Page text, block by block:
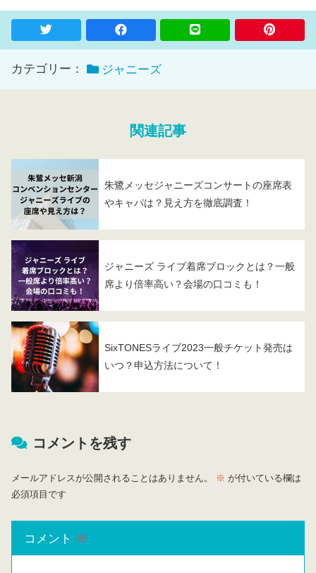
カテゴリー： ジャニーズ
関連記事
朱鷺メッセジャニーズコンサートの座席表
やキャパは？見え方を徹底調査！
ジャニーズ ライブ着席ブロックとは？一般
席より倍率高い？会場の口コミも！
SixTONESライブ2023一般チケット発売は
いつ？申込方法について！
コメントを残す
メールアドレスが公開されることはありません。 ※ が付いている欄は
必須項目です
コメント ※